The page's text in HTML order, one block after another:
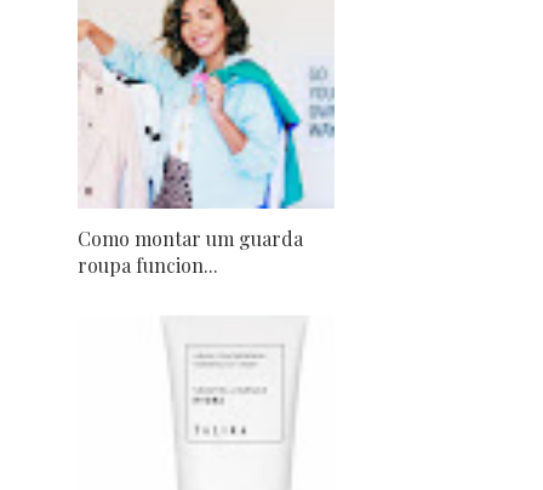
Como montar um guarda
roupa funcion...